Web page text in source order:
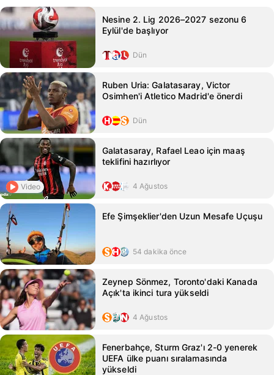
Nesine 2. Lig 2026–2027 sezonu 6
Eylül'de başlıyor
Dün
Ruben Uria: Galatasaray, Victor
Osimhen'i Atletico Madrid'e önerdi
Dün
Video
Galatasaray, Rafael Leao için maaş
teklifini hazırlıyor
4 Ağustos
Efe Şimşeklier'den Uzun Mesafe Uçuşu
54 dakika önce
Zeynep Sönmez, Toronto'daki Kanada
Açık'ta ikinci tura yükseldi
4 Ağustos
Fenerbahçe, Sturm Graz'ı 2-0 yenerek
UEFA ülke puanı sıralamasında
yükseldi